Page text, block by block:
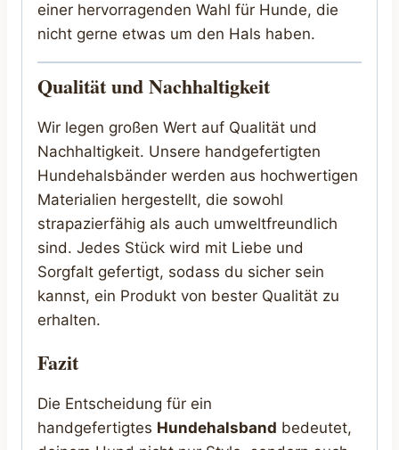
einer hervorragenden Wahl für Hunde, die
nicht gerne etwas um den Hals haben.
Qualität und Nachhaltigkeit
Wir legen großen Wert auf Qualität und
Nachhaltigkeit. Unsere handgefertigten
Hundehalsbänder werden aus hochwertigen
Materialien hergestellt, die sowohl
strapazierfähig als auch umweltfreundlich
sind. Jedes Stück wird mit Liebe und
Sorgfalt gefertigt, sodass du sicher sein
kannst, ein Produkt von bester Qualität zu
erhalten.
Fazit
Die Entscheidung für ein
handgefertigtes Hundehalsband bedeutet,